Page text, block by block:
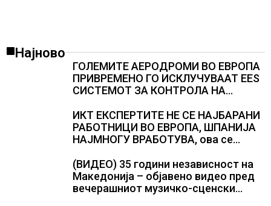
Најново
ГОЛЕМИТЕ АЕРОДРОМИ ВО ЕВРОПА
ПРИВРЕМЕНО ГО ИСКЛУЧУВААТ ЕЕS
СИСТЕМОТ ЗА КОНТРОЛА НА
забавуваат протокот на патници на
аеродромите и предизвикува долги
редици
ИКТ ЕКСПЕРТИТЕ НЕ СЕ НАЈБАРАНИ
РАБОТНИЦИ ВО ЕВРОПА, ШПАНИЈА
НАЈМНОГУ ВРАБОТУВА, oва се
година
(ВИДЕО) 35 години независност на
Македонија – објавено видео пред
вечерашниот музичко-сценски